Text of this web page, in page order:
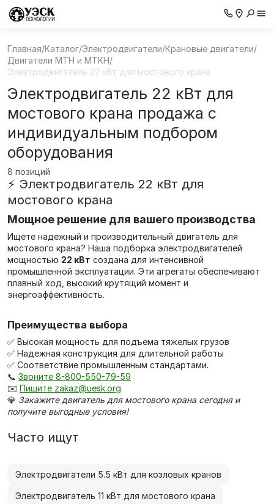
Главная/Каталог/Электродвигатели/Крановые двигатели/
Двигатели МТН и МТКН/
Электродвигатель 22 кВт для мостового крана
Электродвигатель 22 кВт для
мостового крана продажа с
индивидуальным подбором
оборудования
8 позиций
⚡ Электродвигатель 22 кВт для
мостового крана
Мощное решение для вашего производства
Ищете надежный и производительный двигатель для
мостового крана? Наша подборка электродвигателей
мощностью 22 кВт создана для интенсивной
промышленной эксплуатации. Эти агрегаты обеспечивают
плавный ход, высокий крутящий момент и
энергоэффективность.
Преимущества выбора
✅ Высокая мощность для подъема тяжелых грузов
✅ Надежная конструкция для длительной работы
✅ Соответствие промышленным стандартами.
📞 Звоните 8-800-550-79-59
✉️ Пишите zakaz@uesk.org
💎 Закажите двигатель для мостового крана сегодня и
получите выгодные условия!
Часто ищут
Электродвигатели 5.5 кВт для козловых кранов
Электродвигатель 11 кВт для мостового крана